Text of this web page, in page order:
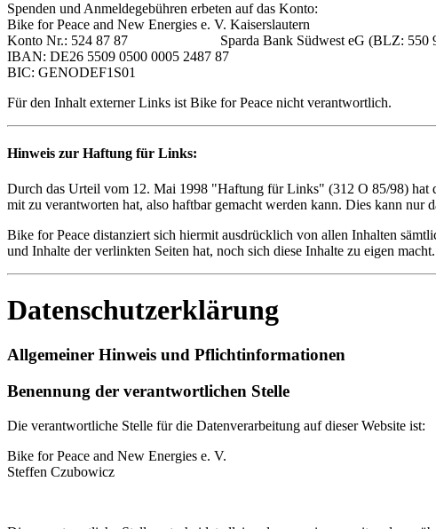
Spenden und Anmeldegebühren erbeten auf das Konto:
Bike for Peace and New Energies e. V. Kaiserslautern
Konto Nr.: 524 87 87 Sparda Bank Südwest eG (BLZ: 550
IBAN: DE26 5509 0500 0005 2487 87
BIC: GENODEF1S01
Für den Inhalt externer Links ist Bike for Peace nicht verantwortlich.
Hinweis zur Haftung für Links:
Durch das Urteil vom 12. Mai 1998 "Haftung für Links" (312 O 85/98) hat
mit zu verantworten hat, also haftbar gemacht werden kann. Dies kann nur
Bike for Peace distanziert sich hiermit ausdrücklich von allen Inhalten
und Inhalte der verlinkten Seiten hat, noch sich diese Inhalte zu eigen macht.
Datenschutzerklärung
Allgemeiner Hinweis und Pflichtinformationen
Benennung der verantwortlichen Stelle
Die verantwortliche Stelle für die Datenverarbeitung auf dieser Website ist:
Bike for Peace and New Energies e. V.
Steffen Czubowicz